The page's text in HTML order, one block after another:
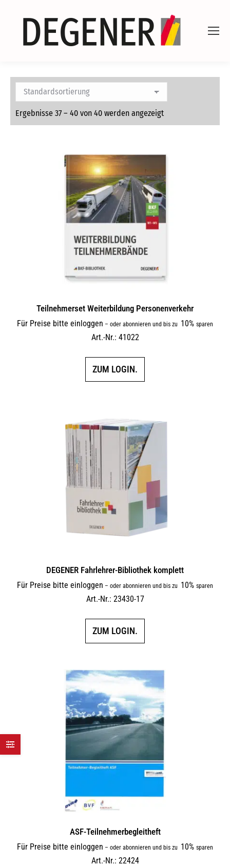
Ergebnisse 37 – 40 von 40 werden angezeigt
Teilnehmerset Weiterbildung Personenverkehr
Für Preise bitte einloggen – oder abonnieren und bis zu 10% sparen
Art.-Nr.: 41022
ZUM LOGIN.
DEGENER Fahrlehrer-Bibliothek komplett
Für Preise bitte einloggen – oder abonnieren und bis zu 10% sparen
Art.-Nr.: 23430-17
ZUM LOGIN.
ASF-Teilnehmerbegleitheft
Für Preise bitte einloggen – oder abonnieren und bis zu 10% sparen
Art.-Nr.: 22424